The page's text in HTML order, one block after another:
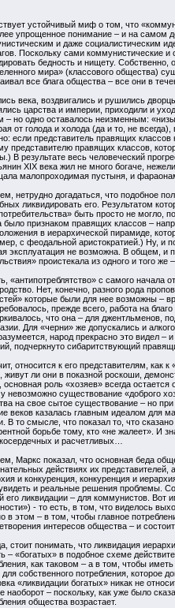
устойчивый миф о том, что
упрощенное понимание – и на самом
и даже социалистическим
Поскольку сами коммунистические
бедность и нищету. Собственно,
мира» (классового общества)
все блага общества – все они в
века, воздвигались и рушились
царства и империи, приходили и
– но одно оставалось неизменным:
от голода и холода (да и то, не
если представитель правящих
представителю правящих классов,
В результате весь человеческий
XIX века жил не много богаче,
малопроходимая пустыня, и
нетрудно догадаться, что подобное
ликвидировать его. Результатом
быть просто не могло,
было признаком правящих классов –
в иерархической пирамиде,
с феодальной аристократией.) Ну, и
эксплуатация не возможна. В общем, и
проистекала из одного и того
«антипотреблятство» с самого начала
Нет, конечно, разного рода
которые были для нее возможны –
прежде всего, работа на
что она – для джентльменов,
Для «черни» же допускались и
народ прекрасно это видел –
подчеркнуто сибаритствующий
относится к его представителям, как
живут ли они в показной роскоши,
основная роль «хозяев» всегда
невозможно существование «доброго
на свое сытое существование – но
веков казалась главным идеалом для
В то смысле, что показал то, что
борьбе тому, кто «не жалеет». И
и расчетливых…
Маркс показал, что основная беда
действиях их
и конкуренция, конкуренция и
и реальные решения проблемы.
его ликвидации – для коммунистов. Вот
- то есть, в том, что виделось
в этом – в том, чтобы главное
интересов общества – и
стоит понимать, что ликвидация
– «богатых» в подобное схеме
как таковом – а в том, чтобы
собственного потребления, которое
«ликвидации богатых» никак не
наоборот – поскольку, как уже было
общества возрастает.